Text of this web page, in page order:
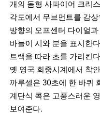
개의 돔형 사파이어 크리
각도에서 무브먼트를 감
방향의 오프센터 다이얼
바늘이 시와 분을 표시한
트랙을 따라 초를 가리킨
옛 영국 회중시계에서 착
까루셀은 30초에 한 바퀴
계단식 콕은 고풍스러운
보여준다.